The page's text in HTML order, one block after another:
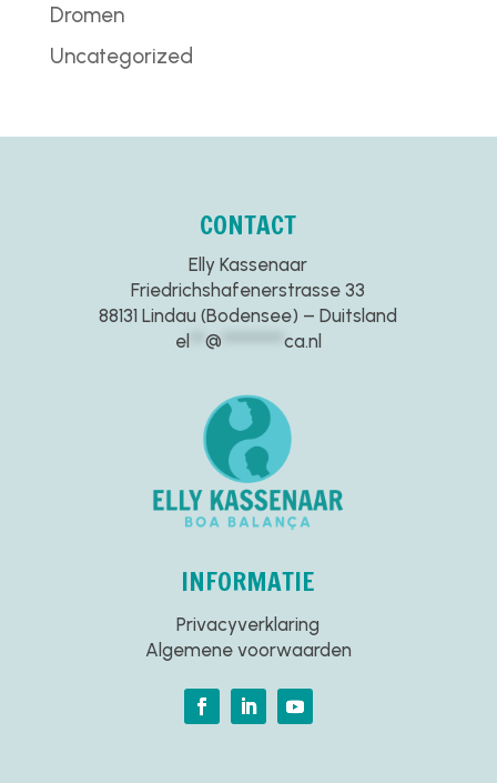
Dromen
Uncategorized
CONTACT
Elly Kassenaar
Friedrichshafenerstrasse 33
88131 Lindau (Bodensee) – Duitsland
el
@ ca.nl
INFORMATIE
Privacyverklaring
Algemene voorwaarden